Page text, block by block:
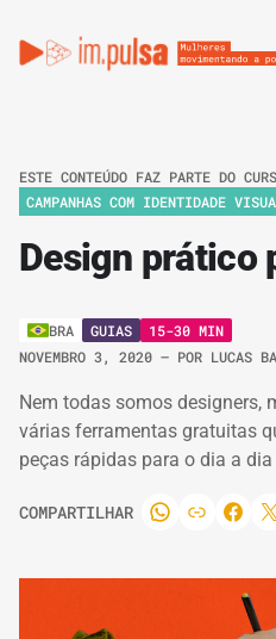
ESTE CONTEÚDO FAZ PARTE DO
CAMPANHAS COM IDENTIDADE
Design prático
BRA GUIAS
15-30 MIN
NOVEMBRO 3, 2020 – POR LUCAS
Nem todas somos designers,
várias ferramentas gratuitas
peças rápidas para o dia a
COMPARTILHAR